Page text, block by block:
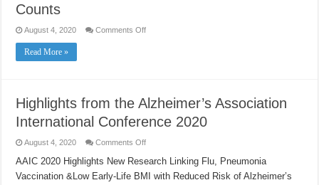
Counts
August 4, 2020 Comments Offon
Counts
Read More »
Highlights from the Alzheimer’s Association
International Conference 2020
August 4, 2020 Comments Offon
from
the
Alzheimer’s
AAIC 2020 Highlights New Research Linking Flu, Pneumonia
Vaccination &Low Early-Life BMI with Reduced Risk of Alzheimer’s